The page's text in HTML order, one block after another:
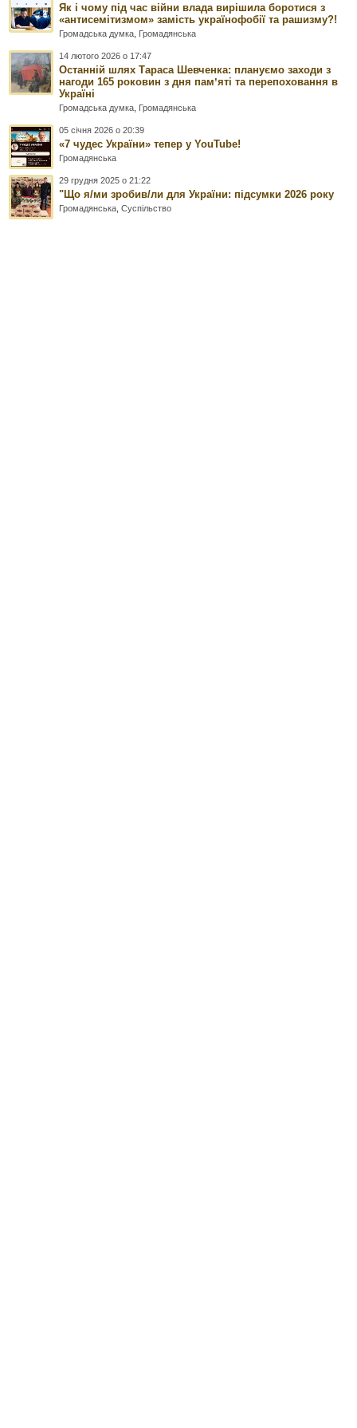
Як і чому під час війни влада вирішила боротися з
«антисемітизмом» замість українофобії та рашизму?!
Громадська думка Громадянська
14 лютого 2026 о 17:47
Останній шлях Тараса Шевченка: плануємо заходи з
нагоди 165 роковин з дня памʼяті та перепоховання в
Україні
Громадська думка Громадянська
05 січня 2026 о 20:39
«7 чудес України» тепер у YouTube!
Громадянська
29 грудня 2025 о 21:22
"Що я/ми зробив/ли для України: підсумки 2026 року
Громадянська ,Суспільство